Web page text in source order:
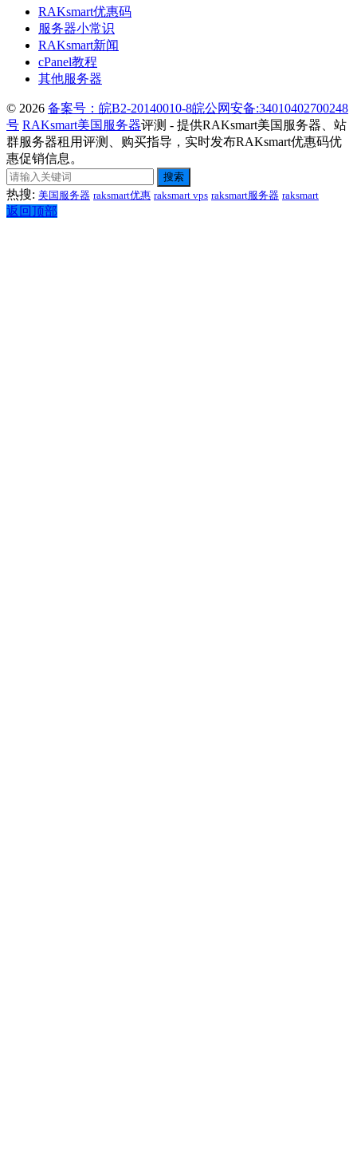
RAKsmart优惠码
服务器小常识
RAKsmart新闻
cPanel教程
其他服务器
© 2026 备案号：皖B2-20140010-8皖公网安备:34010402700248
号 RAKsmart美国服务器评测 - 提供RAKsmart美国服务器、站
群服务器租用评测、购买指导，实时发布RAKsmart优惠码优
惠促销信息。
搜索
热搜: 美国服务器 raksmart优惠 raksmart vps raksmart服务器 raksmart
返回顶部